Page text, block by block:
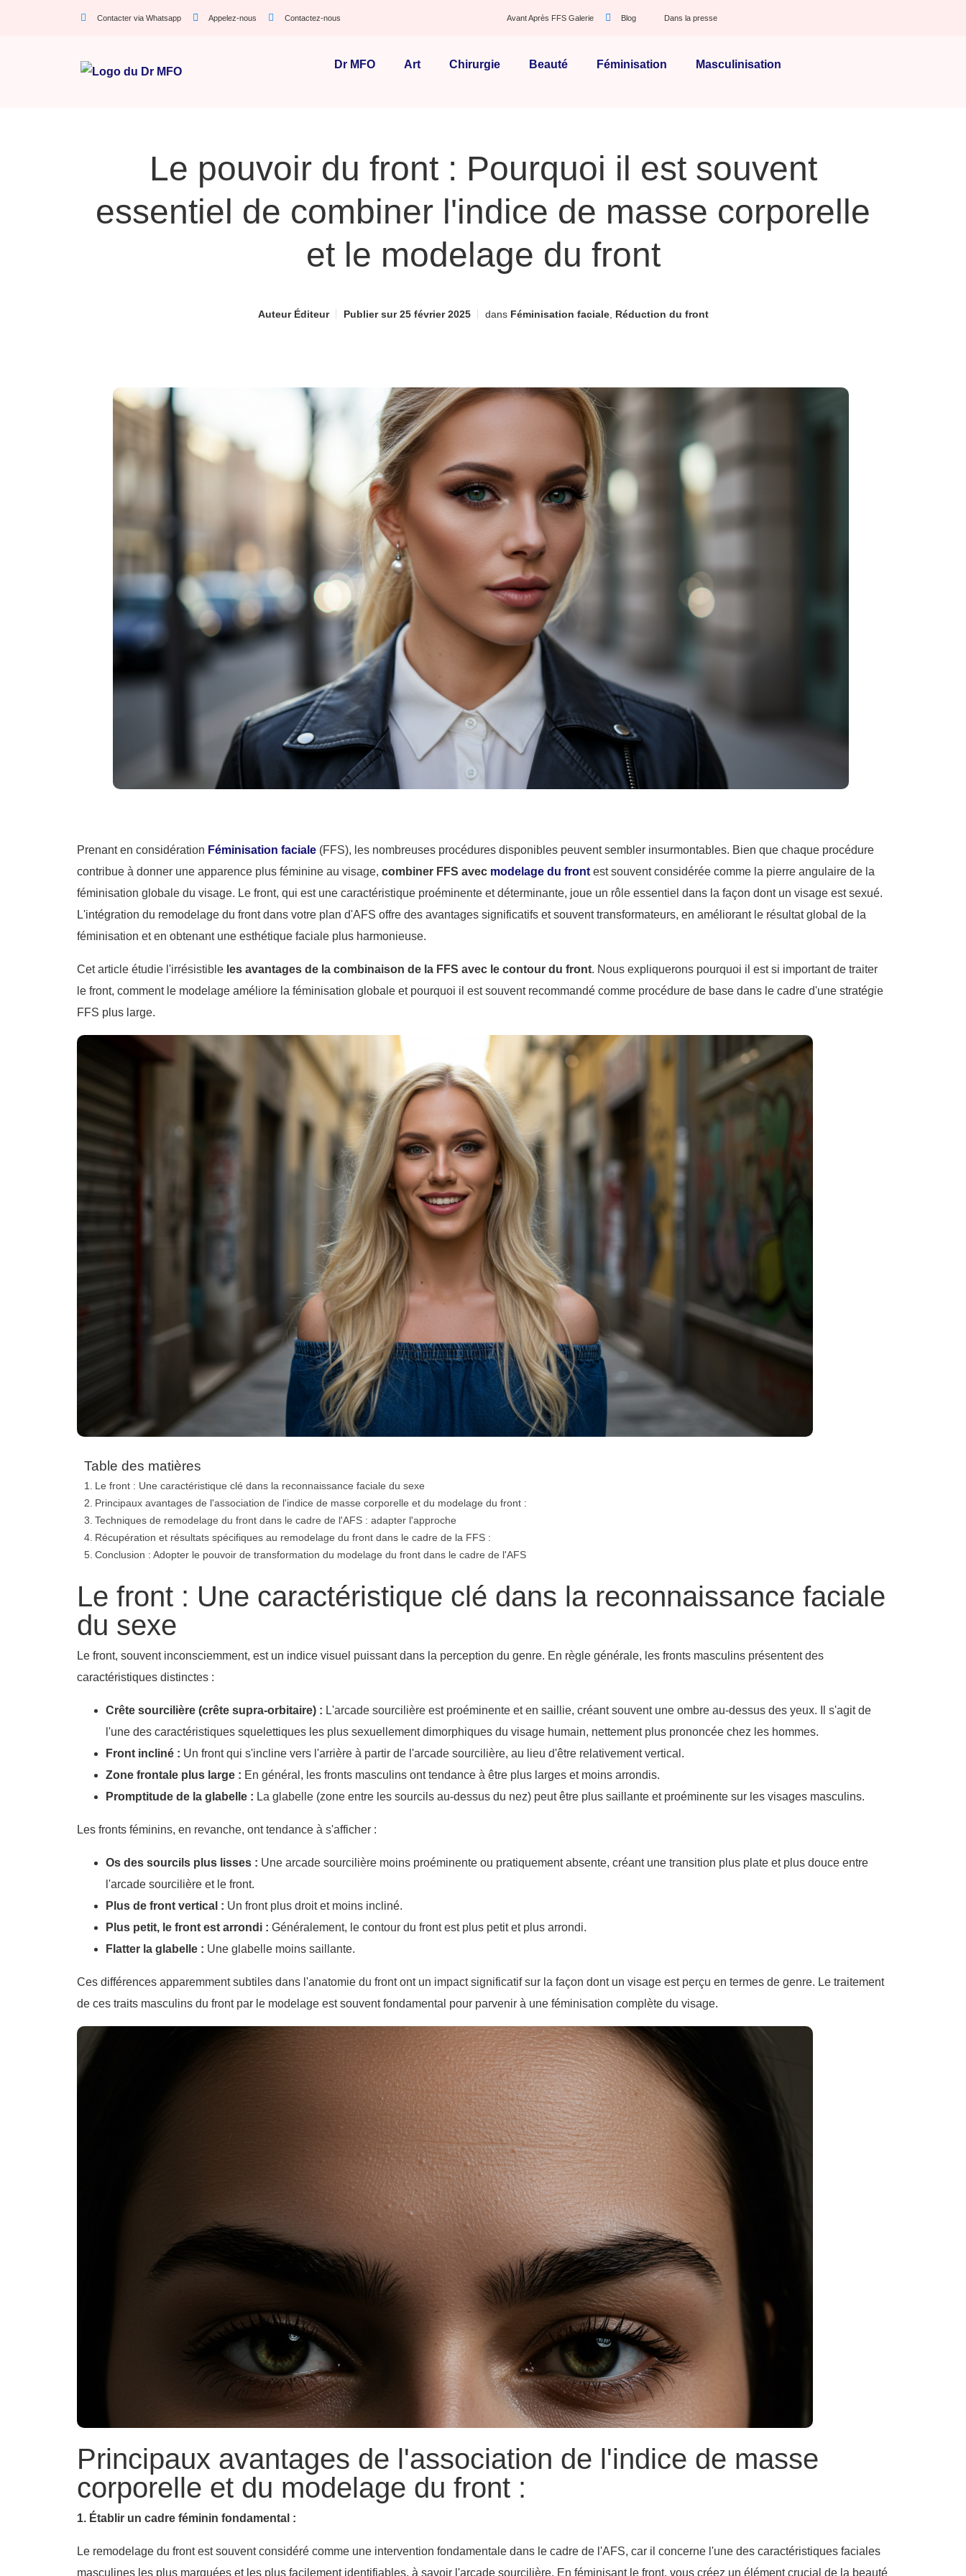
Contacter via Whatsapp Appelez-nous Contactez-nous Avant Après FFS Galerie Blog Dans la presse
Dr MFO Art Chirurgie Beauté Féminisation Masculinisation
Le pouvoir du front : Pourquoi il est souvent
essentiel de combiner l'indice de masse corporelle
et le modelage du front
AuteurÉditeur Publier sur25 février 2025 dans Féminisation faciale, Réduction du front
Prenant en considération Féminisation faciale (FFS), les nombreuses procédures disponibles peuvent sembler insurmontables. Bien que chaque procédure
contribue à donner une apparence plus féminine au visage, combiner FFS avec modelage du front est souvent considérée comme la pierre angulaire de la
féminisation globale du visage. Le front, qui est une caractéristique proéminente et déterminante, joue un rôle essentiel dans la façon dont un visage est sexué.
L'intégration du remodelage du front dans votre plan d'AFS offre des avantages significatifs et souvent transformateurs, en améliorant le résultat global de la
féminisation et en obtenant une esthétique faciale plus harmonieuse.
Cet article étudie l'irrésistible les avantages de la combinaison de la FFS avec le contour du front. Nous expliquerons pourquoi il est si important de traiter
le front, comment le modelage améliore la féminisation globale et pourquoi il est souvent recommandé comme procédure de base dans le cadre d'une stratégie
FFS plus large.
Table des matières
Le front : Une caractéristique clé dans la reconnaissance faciale du sexe
Principaux avantages de l'association de l'indice de masse corporelle et du modelage du front :
Techniques de remodelage du front dans le cadre de l'AFS : adapter l'approche
Récupération et résultats spécifiques au remodelage du front dans le cadre de la FFS :
Conclusion : Adopter le pouvoir de transformation du modelage du front dans le cadre de l'AFS
Le front : Une caractéristique clé dans la reconnaissance faciale
du sexe
Le front, souvent inconsciemment, est un indice visuel puissant dans la perception du genre. En règle générale, les fronts masculins présentent des
caractéristiques distinctes :
Crête sourcilière (crête supra-orbitaire) : L'arcade sourcilière est proéminente et en saillie, créant souvent une ombre au-dessus des yeux. Il s'agit de
l'une des caractéristiques squelettiques les plus sexuellement dimorphiques du visage humain, nettement plus prononcée chez les hommes.
Front incliné : Un front qui s'incline vers l'arrière à partir de l'arcade sourcilière, au lieu d'être relativement vertical.
Zone frontale plus large : En général, les fronts masculins ont tendance à être plus larges et moins arrondis.
Promptitude de la glabelle : La glabelle (zone entre les sourcils au-dessus du nez) peut être plus saillante et proéminente sur les visages masculins.
Les fronts féminins, en revanche, ont tendance à s'afficher :
Os des sourcils plus lisses : Une arcade sourcilière moins proéminente ou pratiquement absente, créant une transition plus plate et plus douce entre
l'arcade sourcilière et le front.
Plus de front vertical : Un front plus droit et moins incliné.
Plus petit, le front est arrondi : Généralement, le contour du front est plus petit et plus arrondi.
Flatter la glabelle : Une glabelle moins saillante.
Ces différences apparemment subtiles dans l'anatomie du front ont un impact significatif sur la façon dont un visage est perçu en termes de genre. Le traitement
de ces traits masculins du front par le modelage est souvent fondamental pour parvenir à une féminisation complète du visage.
Principaux avantages de l'association de l'indice de masse
corporelle et du modelage du front :
1. Établir un cadre féminin fondamental :
Le remodelage du front est souvent considéré comme une intervention fondamentale dans le cadre de l'AFS, car il concerne l'une des caractéristiques faciales
masculines les plus marquées et les plus facilement identifiables, à savoir l'arcade sourcilière. En féminisant le front, vous créez un élément crucial de la beauté